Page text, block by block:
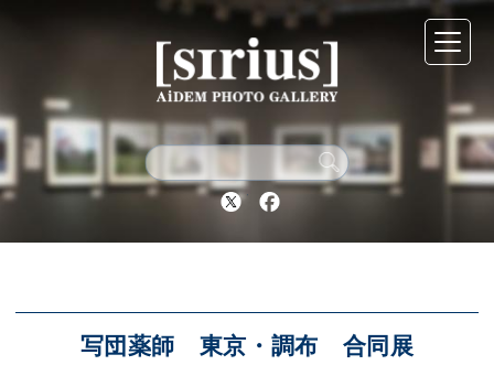
Twitter Facebook
写団薬師 東京・調布 合同展
シリウスについて
展示スケジュール
アクセス